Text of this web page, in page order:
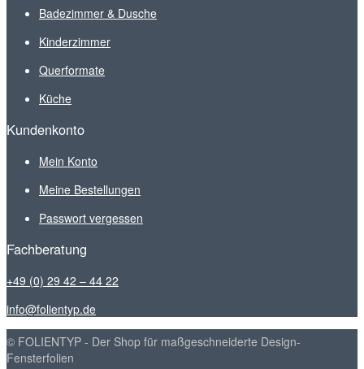
Badezimmer & Dusche
Kinderzimmer
Querformate
Küche
Kundenkonto
Mein Konto
Meine Bestellungen
Passwort vergessen
Fachberatung
+49 (0) 29 42 – 44 22
info@folientyp.de
© FOLIENTYP - Der Shop für maßgeschneiderte Design-
Fensterfolien